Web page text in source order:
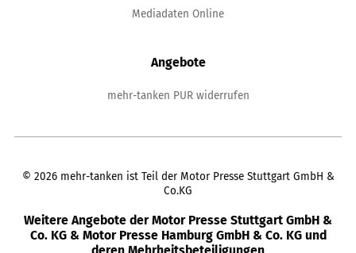
Mediadaten Online
Angebote
mehr-tanken PUR widerrufen
© 2026 mehr-tanken ist Teil der Motor Presse Stuttgart GmbH &
Co.KG
Weitere Angebote der Motor Presse Stuttgart GmbH &
Co. KG & Motor Presse Hamburg GmbH & Co. KG und
deren Mehrheitsbeteiligungen